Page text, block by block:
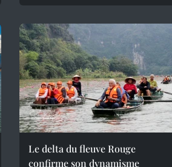
Le delta du fleuve Rouge
confirme son dynamisme